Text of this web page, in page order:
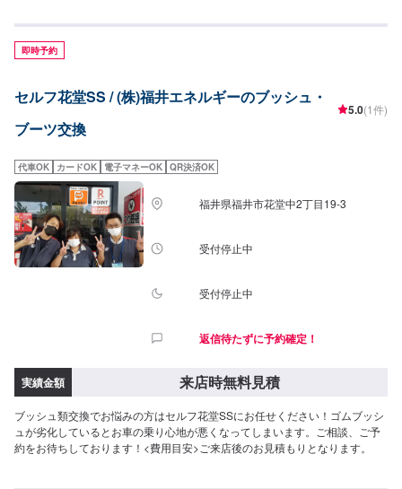
即時予約
セルフ花堂SS / (株)福井エネルギーのブッシュ・
ブーツ交換
5.0(1件)
代車OK カードOK 電子マネーOK QR決済OK
福井県福井市花堂中2丁目19-3
受付停止中
受付停止中
返信待たずに予約確定！
実績金額 来店時無料見積
ブッシュ類交換でお悩みの方はセルフ花堂SSにお任せください！ゴムブッシ
ュが劣化しているとお車の乗り心地が悪くなってしまいます。ご相談、ご予
約をお待ちしております！<費用目安>ご来店後のお見積もりとなります。